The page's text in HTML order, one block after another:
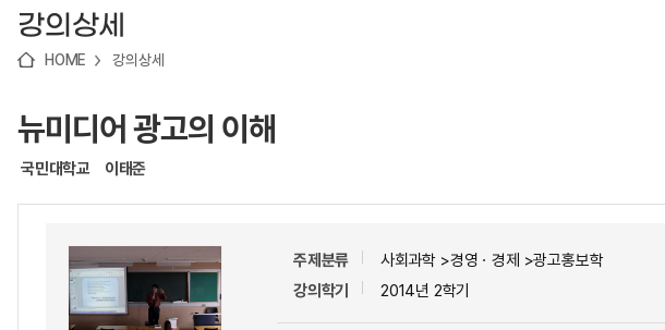
강의상세
HOME 강의상세
뉴미디어 광고의 이해
국민대학교 이태준
주제분류
사회과학 >경영ㆍ경제 >광고홍보학
강의학기
2014년 2학기